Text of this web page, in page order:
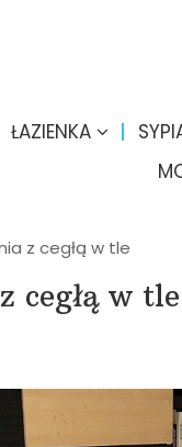
ŁAZIENKA
z cegłą w tle
cegłą w tle